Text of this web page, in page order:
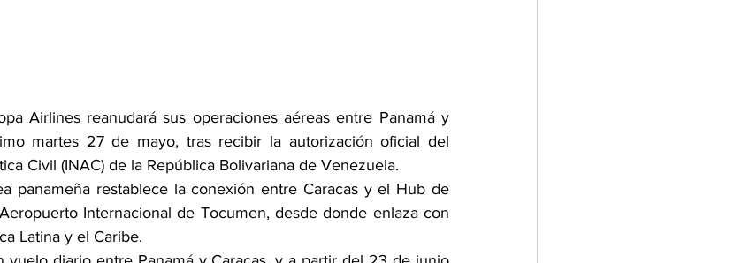
Airlines reanudará sus operaciones aéreas entre Panamá y
martes 27 de mayo, tras recibir la autorización oficial del
Civil (INAC) de la República Bolivariana de Venezuela.
panameña restablece la conexión entre Caracas y el Hub de
Internacional de Tocumen, desde donde enlaza con
Latina y el Caribe.